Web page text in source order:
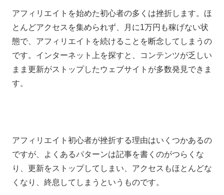
アフィリエイトを始めた初心者の多くは挫折します。ほ
とんどアクセスを集められず、月に1万円も稼げない状
態で、アフィリエイトを続けることを断念してしまうの
です。インターネット上を探すと、コンテンツが乏しい
まま更新がストップしたウェブサイトが多数発見できま
す。
アフィリエイト初心者が挫折する理由はいくつかあるの
ですが、よくあるパターンは記事を書くのがつらくな
り、更新をストップしてしまい、アクセスもほとんどな
くなり、終息してしまうというものです。